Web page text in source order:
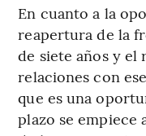
En cuanto a la
reapertura de la
de siete años y el
relaciones con
que es una
plazo se empiece